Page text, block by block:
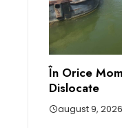
În Orice
Dislocate
august 9, 2026